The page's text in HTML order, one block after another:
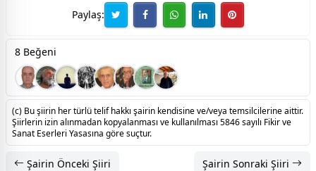
Paylaş:
8 Beğeni
(c) Bu şiirin her türlü telif hakkı şairin kendisine ve/veya temsilcilerine aittir.
Şiirlerin izin alınmadan kopyalanması ve kullanılması 5846 sayılı Fikir ve
Sanat Eserleri Yasasına göre suçtur.
Şairin Önceki Şiiri Şairin Sonraki Şiiri